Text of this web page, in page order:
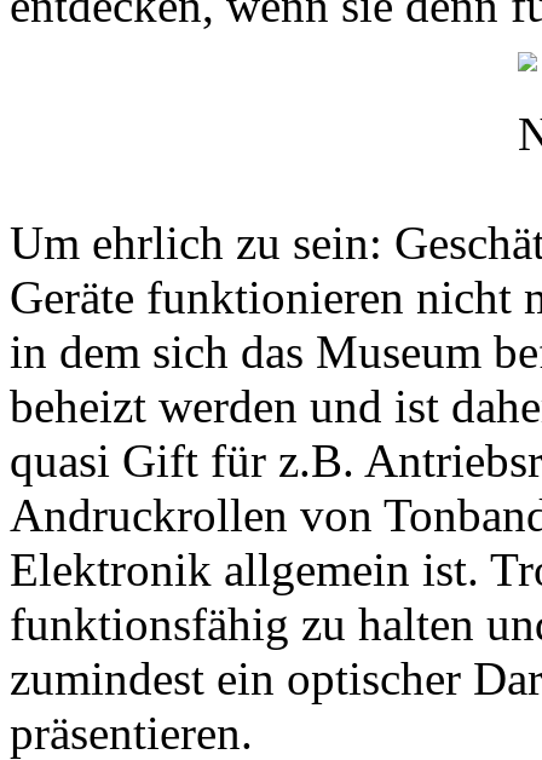
Um ehrlich zu sein:
Geräte funktionieren nicht
in dem sich das Museum
beheizt werden und ist
quasi Gift für z.B.
Andruckrollen von
Elektronik allgemein ist.
funktionsfähig zu halten
zumindest ein optischer
präsentieren.